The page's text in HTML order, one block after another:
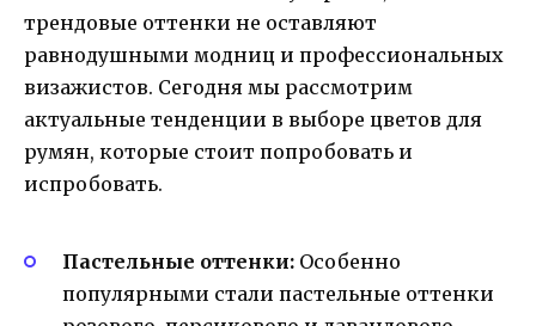
трендовые оттенки не оставляют
равнодушными модниц и профессиональных
визажистов. Сегодня мы рассмотрим
актуальные тенденции в выборе цветов для
румян, которые стоит попробовать и
испробовать.
Пастельные оттенки: Особенно
популярными стали пастельные оттенки